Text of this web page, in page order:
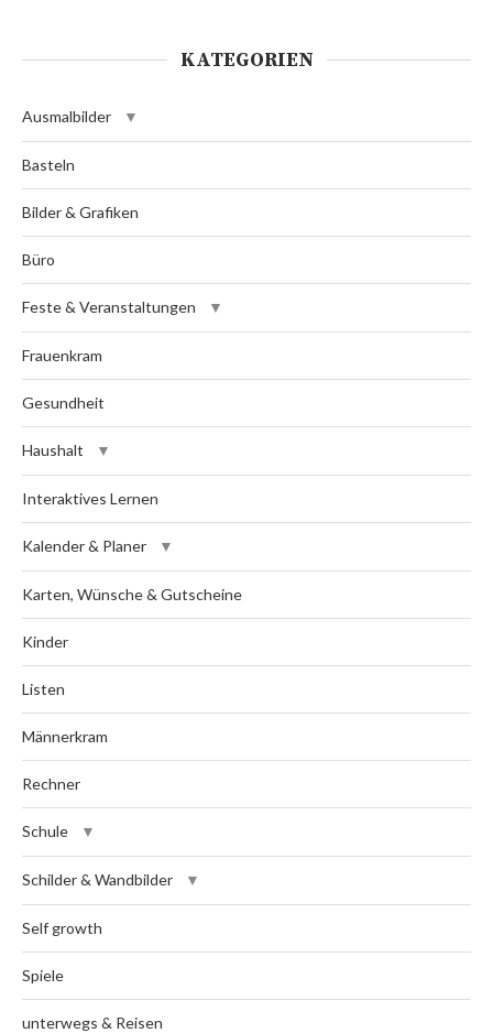
KATEGORIEN
Ausmalbilder
Basteln
Bilder & Grafiken
Büro
Feste & Veranstaltungen
Frauenkram
Gesundheit
Haushalt
Interaktives Lernen
Kalender & Planer
Karten, Wünsche & Gutscheine
Kinder
Listen
Männerkram
Rechner
Schule
Schilder & Wandbilder
Self growth
Spiele
unterwegs & Reisen